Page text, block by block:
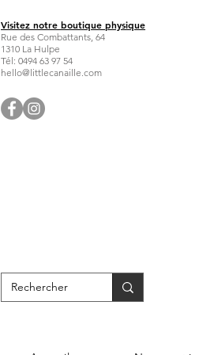
Visitez notre boutique physique
Rue des Combattants, 64
1310 La Hulpe
Tél: 0494 63 97 54
hello@littlecanaille.com